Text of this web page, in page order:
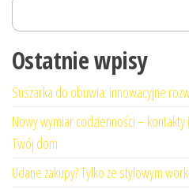
Ostatnie wpisy
Suszarka do obuwia: innowacyjne
Nowy wymiar codzienności – kontakty
Twój dom
Udane zakupy? Tylko ze stylowym